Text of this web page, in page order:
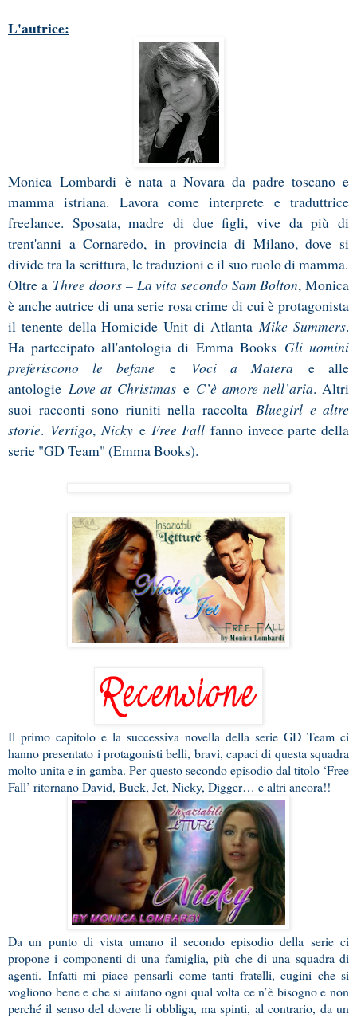
L'autrice:
Monica Lombardi è nata a Novara da padre toscano e
mamma istriana. Lavora come interprete e traduttrice
freelance. Sposata, madre di due figli, vive da più di
trent'anni a Cornaredo, in provincia di Milano, dove si
divide tra la scrittura, le traduzioni e il suo ruolo di mamma.
Oltre a Three doors – La vita secondo Sam Bolton, Monica
è anche autrice di una serie rosa crime di cui è protagonista
il tenente della Homicide Unit di Atlanta Mike Summers.
Ha partecipato all'antologia di Emma Books Gli uomini
preferiscono le befane e Voci a Matera e alle
antologie Love at Christmase C’è amore nell’aria. Altri
suoi racconti sono riuniti nella raccolta Bluegirl e altre
storie. Vertigo, Nicky e Free Fallfanno invece parte della
serie "GD Team" (Emma Books).
Il primo capitolo e la successiva novella della serie GD Team ci
hanno presentato i protagonisti belli, bravi, capaci di questa squadra
molto unita e in gamba. Per questo secondo episodio dal titolo ‘Free
Fall’ ritornano David, Buck, Jet, Nicky, Digger… e altri ancora!!
Da un punto di vista umano il secondo episodio della serie ci
propone i componenti di una famiglia, più che di una squadra di
agenti. Infatti mi piace pensarli come tanti fratelli, cugini che si
vogliono bene e che si aiutano ogni qual volta ce n’è bisogno e non
perché il senso del dovere li obbliga, ma spinti, al contrario, da un